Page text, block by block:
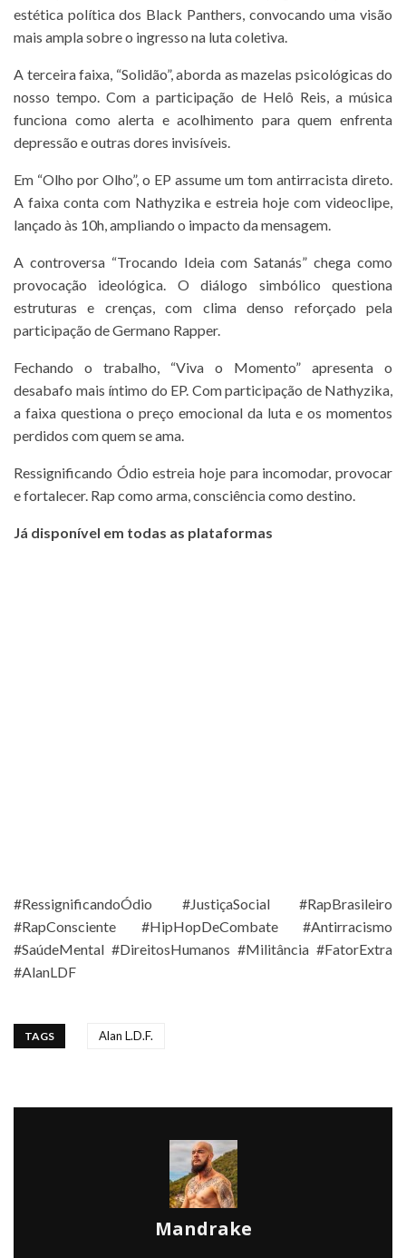
estética política dos Black Panthers, convocando uma visão
mais ampla sobre o ingresso na luta coletiva.
A terceira faixa, “Solidão”, aborda as mazelas psicológicas do
nosso tempo. Com a participação de Helô Reis, a música
funciona como alerta e acolhimento para quem enfrenta
depressão e outras dores invisíveis.
Em “Olho por Olho”, o EP assume um tom antirracista direto.
A faixa conta com Nathyzika e estreia hoje com videoclipe,
lançado às 10h, ampliando o impacto da mensagem.
A controversa “Trocando Ideia com Satanás” chega como
provocação ideológica. O diálogo simbólico questiona
estruturas e crenças, com clima denso reforçado pela
participação de Germano Rapper.
Fechando o trabalho, “Viva o Momento” apresenta o
desabafo mais íntimo do EP. Com participação de Nathyzika,
a faixa questiona o preço emocional da luta e os momentos
perdidos com quem se ama.
Ressignificando Ódio estreia hoje para incomodar, provocar
e fortalecer. Rap como arma, consciência como destino.
Já disponível em todas as plataformas
#RessignificandoÓdio #JustiçaSocial #RapBrasileiro
#RapConsciente #HipHopDeCombate #Antirracismo
#SaúdeMental #DireitosHumanos #Militância #FatorExtra
#AlanLDF
TAGS Alan L.D.F.
Mandrake